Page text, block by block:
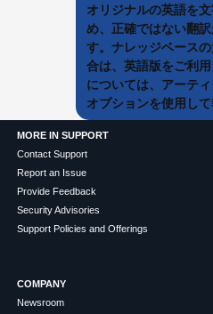
オリジナルの英語を
め、正確ではない翻
す。ナレッジベース
合は、英語版をご利
については、アーテ
オプションを使用して
MORE IN SUPPORT
Contact Support
Report an Issue
Provide Feedback
Security Advisories
Support Policies and Offerings
COMPANY
Newsroom